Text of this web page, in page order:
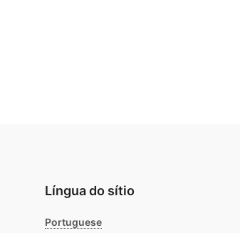
Língua do sítio
Portuguese